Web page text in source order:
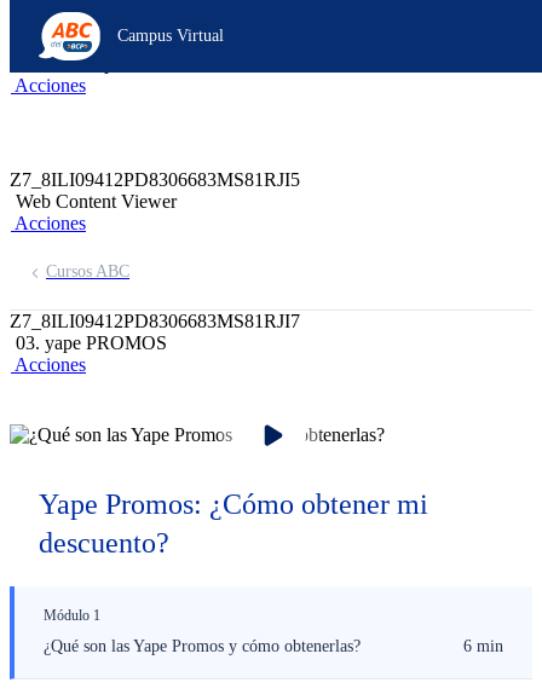
Z6_8ILI09412PD8306683MS81RJ21
Z7_8ILI09412PD8306683MS81RJI6
header-campus-virtual-abc
Acciones
Campus Virtual
Z7_8ILI09412PD8306683MS81RJI5
Web Content Viewer
Acciones
Cursos ABC
Z7_8ILI09412PD8306683MS81RJI7
03. yape PROMOS
Acciones
Yape Promos: ¿Cómo obtener mi
descuento?
Módulo 1
¿Qué son las Yape Promos y cómo obtenerlas? 6 min